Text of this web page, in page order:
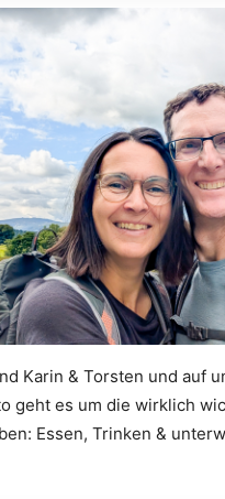
Karin & Torsten und auf
geht es um die wirklich
Essen, Trinken &